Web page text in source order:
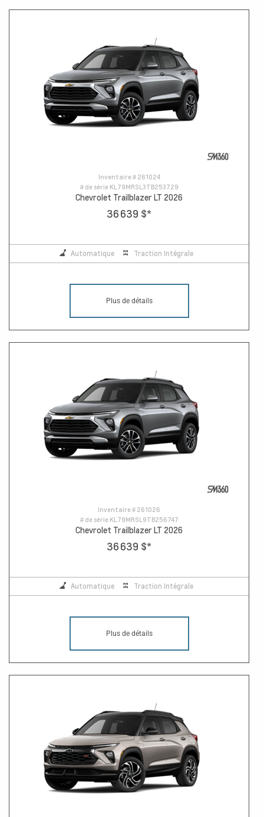
Inventaire # 261024
# de série KL79MRSL3TB253729
Chevrolet Trailblazer LT 2026
36 639 $*
Automatique Traction Intégrale
Plus de détails
Inventaire # 261026
# de série KL79MRSL9TB256747
Chevrolet Trailblazer LT 2026
36 639 $*
Automatique Traction Intégrale
Plus de détails